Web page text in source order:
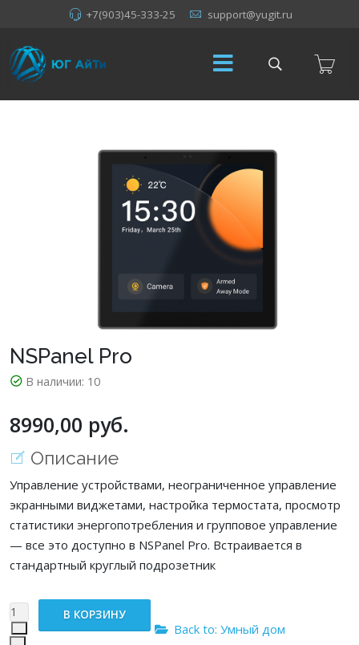
+7(903)45-333-25 support@yugit.ru
NSPanel Pro
В наличии: 10
8990,00 руб.
Описание
Управление устройствами, неограниченное управление
экранными виджетами, настройка термостата, просмотр
статистики энергопотребления и групповое управление
— все это доступно в NSPanel Pro. Встраивается в
стандартный круглый подрозетник
Back to: Умный дом